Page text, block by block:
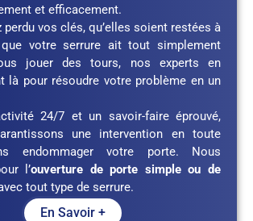
et efficacement.
perdu vos clés, qu’elles soient restées à
que votre serrure ait tout simplement
jouer des tours, nos experts en
là pour résoudre votre problème en un
24/7 et un savoir-faire éprouvé,
une intervention en toute
endommager votre porte. Nous
l’ouverture de porte simple ou de
tout type de serrure.
En Savoir +